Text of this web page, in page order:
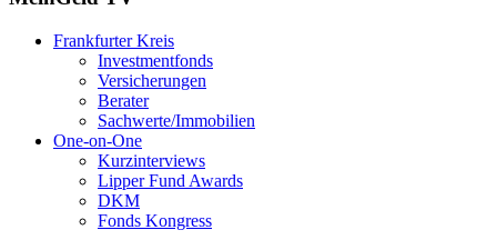
Frankfurter Kreis
Investmentfonds
Versicherungen
Berater
Sachwerte/Immobilien
One-on-One
Kurzinterviews
Lipper Fund Awards
DKM
Fonds Kongress